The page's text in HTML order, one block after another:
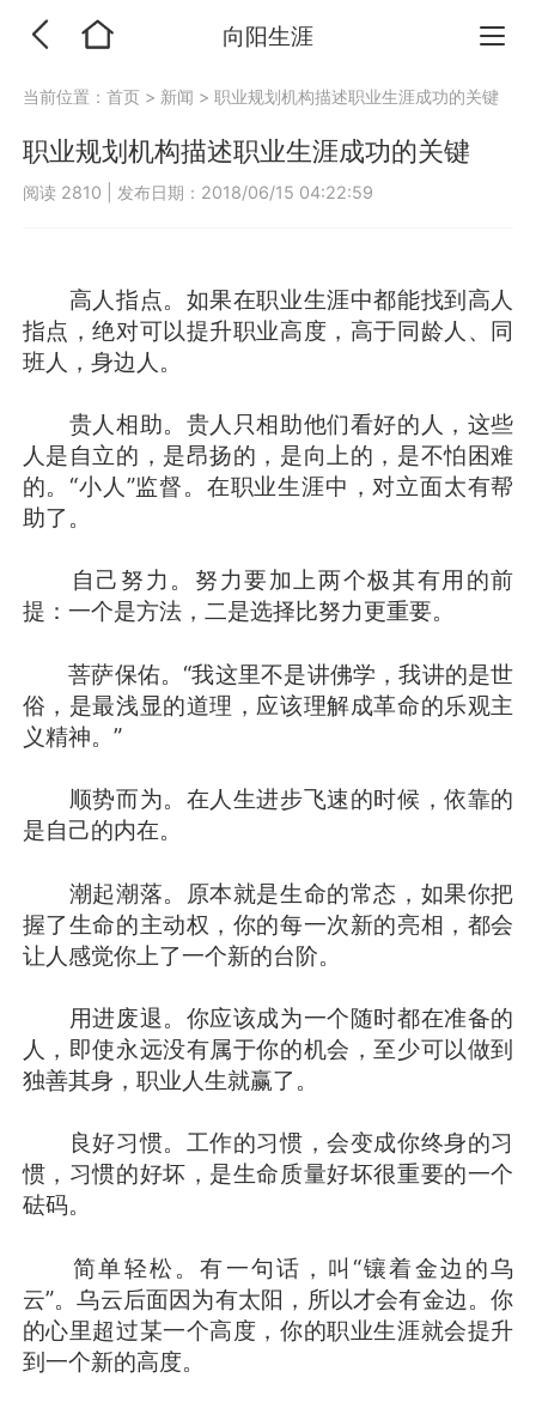
向阳生涯
当前位置：首页 > 新闻 >职业规划机构描述职业生涯成功的关键
职业规划机构描述职业生涯成功的关键
阅读 2810 发布日期：2018/06/15 04:22:59
高人指点。如果在职业生涯中都能找到高人
指点，绝对可以提升职业高度，高于同龄人、同
班人，身边人。
贵人相助。贵人只相助他们看好的人，这些
人是自立的，是昂扬的，是向上的，是不怕困难
的。“小人”监督。在职业生涯中，对立面太有帮
助了。
自己努力。努力要加上两个极其有用的前
提：一个是方法，二是选择比努力更重要。
菩萨保佑。“我这里不是讲佛学，我讲的是世
俗，是最浅显的道理，应该理解成革命的乐观主
义精神。”
顺势而为。在人生进步飞速的时候，依靠的
是自己的内在。
潮起潮落。原本就是生命的常态，如果你把
握了生命的主动权，你的每一次新的亮相，都会
让人感觉你上了一个新的台阶。
用进废退。你应该成为一个随时都在准备的
人，即使永远没有属于你的机会，至少可以做到
独善其身，职业人生就赢了。
良好习惯。工作的习惯，会变成你终身的习
惯，习惯的好坏，是生命质量好坏很重要的一个
砝码。
简单轻松。有一句话，叫“镶着金边的乌
云”。乌云后面因为有太阳，所以才会有金边。你
的心里超过某一个高度，你的职业生涯就会提升
到一个新的高度。